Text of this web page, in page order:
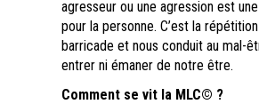
agresseur ou une agression est
pour la personne. C’est la
barricade et nous conduit au mal-
entrer ni émaner de notre être.
Comment se vit la MLC© ?